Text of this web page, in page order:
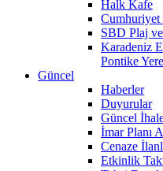
Halk Kafe
SBD Plaj
Karadeniz
Pontike
Güncel
Haberler
Duyurular
Güncel
İmar Planı
Cenaze
Etkinlik